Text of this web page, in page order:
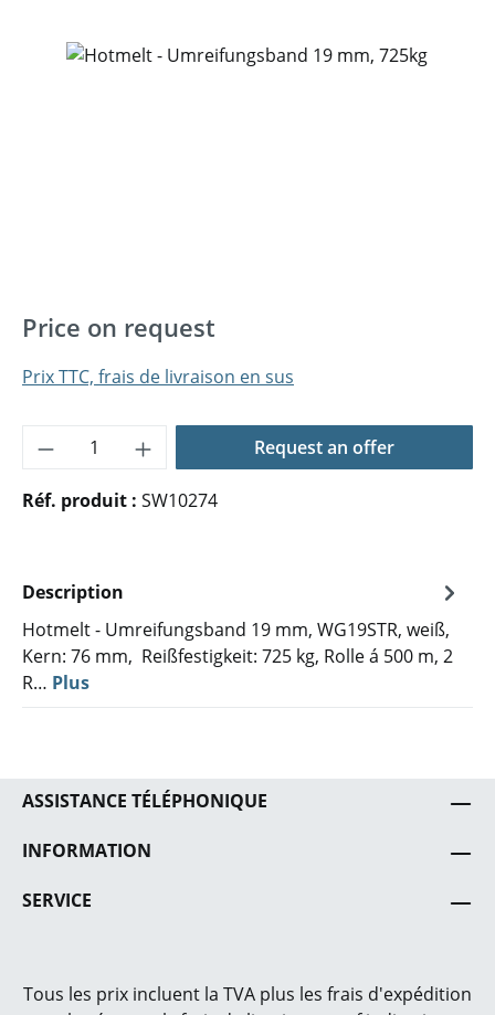
Ignorer la galerie d'images
Price on request
Prix TTC, frais de livraison en sus
Quantité de produit : Entrez la
Request an offer
Réf. produit : SW10274
Description
Hotmelt - Umreifungsband 19 mm, WG19STR, weiß,
Kern: 76 mm, Reißfestigkeit: 725 kg, Rolle á 500 m, 2
R… Plus
ASSISTANCE TÉLÉPHONIQUE
INFORMATION
SERVICE
Tous les prix incluent la TVA plus les frais d'expédition